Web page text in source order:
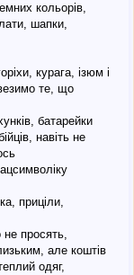
кольорів,
шапки,
курага, ізюм і
те, що
батарейки
навіть не
приціли,
просять,
але коштів
одяг,